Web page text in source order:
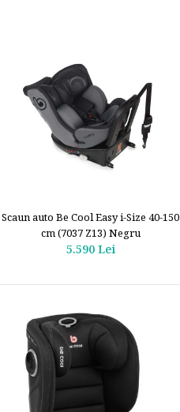
Scaun auto Be Cool Easy i-Size 40-150
cm (7037 Z13) Negru
5.590 Lei